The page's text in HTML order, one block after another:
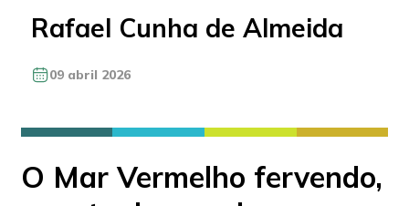
Rafael Cunha de Almeida
09 abril 2026
O Mar Vermelho fervendo,